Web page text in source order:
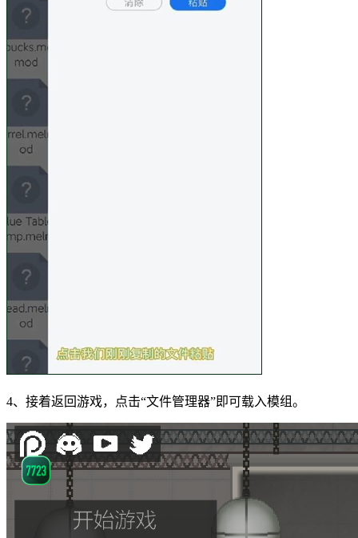
4、接着返回游戏，点击“文件管理器”即可载入模组。